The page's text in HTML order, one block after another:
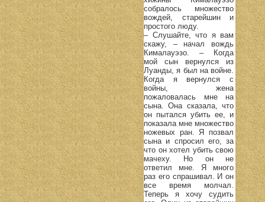
собралось множество
вождей, старейшин и
простого люду.
– Слушайте, что я вам
скажу, – начал вождь
Кималауэзо. – Когда
мой сын вернулся из
Луанды, я был на войне.
Когда я вернулся с
войны, жена
пожаловалась мне на
сына. Она сказала, что
он пытался убить ее, и
показала мне множество
ножевых ран. Я позвал
сына и спросил его, за
что он хотел убить свою
мачеху. Но он не
ответил мне. Я много
раз его спрашивал. И он
все время молчал.
Теперь я хочу судить